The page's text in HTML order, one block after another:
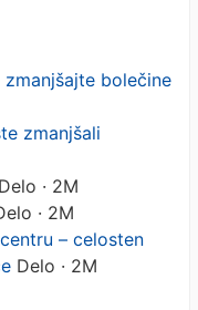
bolečine
zmanjšali
Delo · 2M
· 2M
– celosten
Delo · 2M